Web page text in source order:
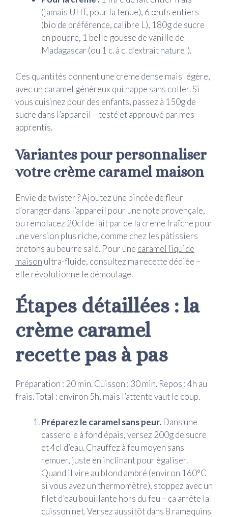
(jamais UHT, pour la tenue), 6 œufs entiers
(bio de préférence, calibre L), 180g de sucre
en poudre, 1 belle gousse de vanille de
Madagascar (ou 1 c. à c. d’extrait naturel).
Ces quantités donnent une crème dense mais légère,
avec un caramel généreux qui nappe sans coller. Si
vous cuisinez pour des enfants, passez à 150g de
sucre dans l’appareil – testé et approuvé par mes
apprentis.
Variantes pour personnaliser
votre crème caramel maison
Envie de twister ? Ajoutez une pincée de fleur
d’oranger dans l’appareil pour une note provençale,
ou remplacez 20cl de lait par de la crème fraîche pour
une version plus riche, comme chez les pâtissiers
bretons au beurre salé. Pour une caramel liquide
maison ultra-fluide, consultez ma recette dédiée –
elle révolutionne le démoulage.
Étapes détaillées : la
crème caramel
recette pas à pas
Préparation : 20 min. Cuisson : 30 min. Repos : 4h au
frais. Total : environ 5h, mais l’attente vaut le coup.
Préparez le caramel sans peur. Dans une
casserole à fond épais, versez 200g de sucre
et 4cl d’eau. Chauffez à feu moyen sans
remuer, juste en inclinant pour égaliser.
Quand il vire au blond ambré (environ 160°C
si vous avez un thermomètre), stoppez avec un
filet d’eau bouillante hors du feu – ça arrête la
cuisson net. Versez aussitôt dans 8 ramequins